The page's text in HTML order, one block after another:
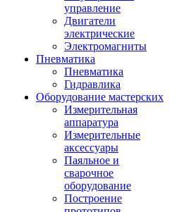
управление
Двигатели
электрические
Электромагниты
Пневматика
Пневматика
Гидравлика
Оборудование мастерских
Измерительная
аппаратура
Измерительные
аксессуары
Паяльное и
сварочное
оборудование
Построение